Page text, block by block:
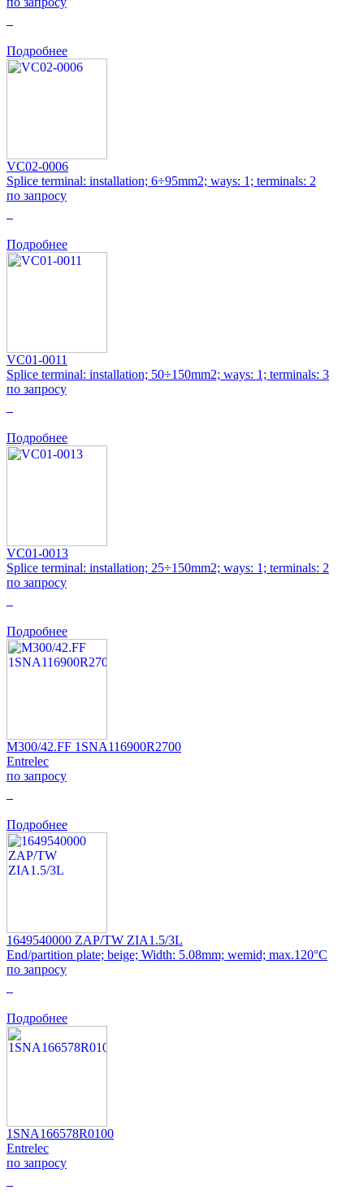
Подробнее
VC02-0006
Splice terminal: installation; 6÷95mm2; ways: 1; terminals: 2
по запросу
Подробнее
VC01-0011
Splice terminal: installation; 50÷150mm2; ways: 1; terminals: 3
по запросу
Подробнее
VC01-0013
Splice terminal: installation; 25÷150mm2; ways: 1; terminals: 2
по запросу
Подробнее
M300/42.FF 1SNA116900R2700
Entrelec
по запросу
Подробнее
1649540000 ZAP/TW ZIA1.5/3L
End/partition plate; beige; Width: 5.08mm; wemid; max.120°C
по запросу
Подробнее
1SNA166578R0100
Entrelec
по запросу